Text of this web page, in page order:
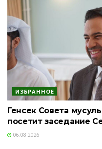
ИЗБРАННОЕ
Генсек Совета
посетит заседание
06.08.2026